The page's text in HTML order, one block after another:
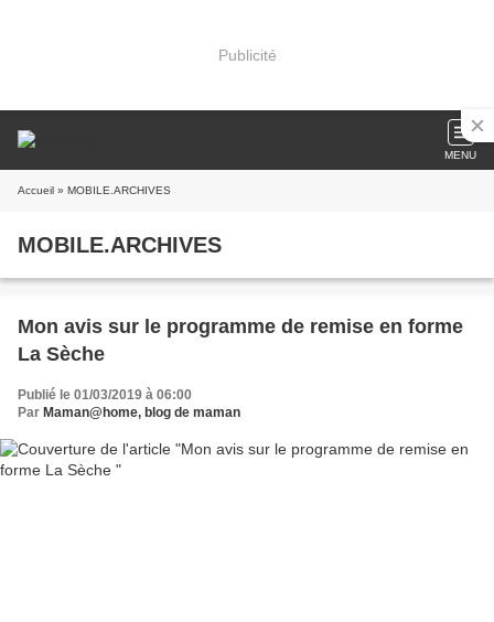
Publicité
MENU
Accueil » MOBILE.ARCHIVES
MOBILE.ARCHIVES
Mon avis sur le programme de remise en forme
La Sèche
Publié le 01/03/2019 à 06:00
Par Maman@home, blog de maman